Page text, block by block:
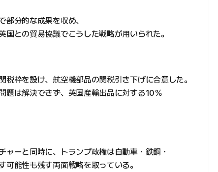
分的な成果を収め、
との貿易協議でこうした戦略が用いられた。
枠を設け、航空機部品の関税引き下げに合意した。
題は解決できず、英国産輸出品に対する10％
ャーと同時に、トランプ政権は自動車・鉄鋼・
能性も残す両面戦略を取っている。